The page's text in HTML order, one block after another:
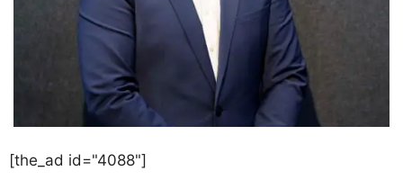
[the_ad id="4088"]